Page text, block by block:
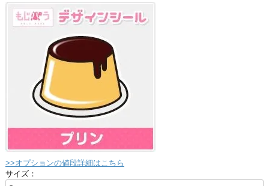
>>オプションの値段詳細はこちら
サイズ：